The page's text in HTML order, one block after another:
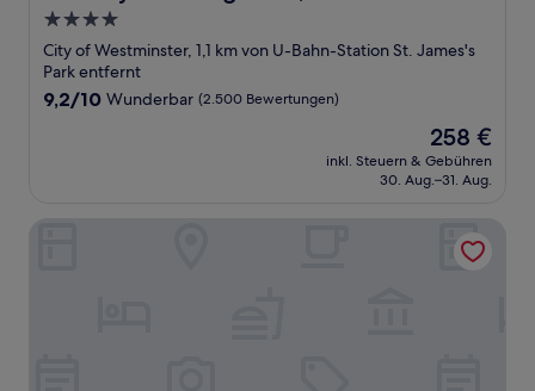
4.0-
Sterne-
Unterkunft
City of Westminster, 1,1 km von U-Bahn-Station St. James's
Park entfernt
9.2
9,2/10 Wunderbar (2.500 Bewertungen)
Der
Preis
beträgt
258 €
inkl. Steuern & Gebühren
30. Aug.–31. Aug.